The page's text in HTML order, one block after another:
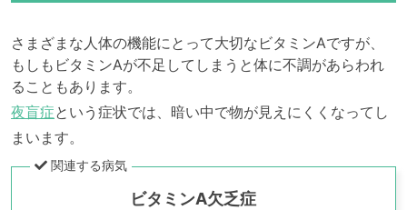
さまざまな人体の機能にとって大切なビタミンAですが、
もしもビタミンAが不足してしまうと体に不調があらわれ
ることもあります。
夜盲症という症状では、暗い中で物が見えにくくなってし
まいます。
関連する病気
ビタミンA欠乏症